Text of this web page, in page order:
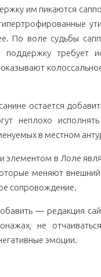
им пикаются
По воле судьбы
требует
остается
неплохо
в местном
в Лоле
меняют
сопровождение.
— редакция
не
эмоции.